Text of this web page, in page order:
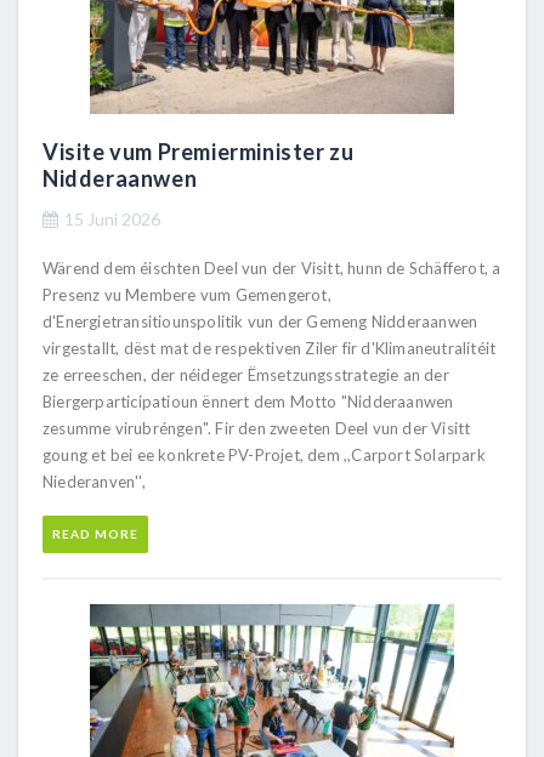
Visite vum Premierminister zu
Nidderaanwen
15 Juni 2026
Wärend dem éischten Deel vun der Visitt, hunn de Schäfferot, a
Presenz vu Membere vum Gemengerot,
d'Energietransitiounspolitik vun der Gemeng Nidderaanwen
virgestallt, dëst mat de respektiven Ziler fir d'Klimaneutralitéit
ze erreeschen, der néideger Ëmsetzungsstrategie an der
Biergerparticipatioun ënnert dem Motto "Nidderaanwen
zesumme virubréngen". Fir den zweeten Deel vun der Visitt
goung et bei ee konkrete PV-Projet, dem ,,Carport Solarpark
Niederanven'',
READ MORE